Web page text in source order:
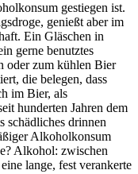
gestiegen ist.
genießt aber im
Ein Gläschen in
gerne benutztes
oder zum kühlen Bier
die belegen, dass
im Bier, als
hunderten Jahren dem
schädliches drinnen
Alkoholkonsum
Alkohol: zwischen
lange, fest verankerte